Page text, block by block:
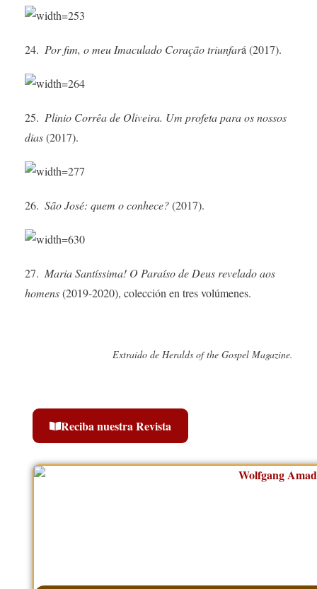
24. Por fim, o meu Imaculado ­Coração triunfará (2017).
25. Plinio Corrêa de Oliveira. Um profeta para os nossos
dias(2017).
26. São José: quem o conhece?(2017).
27. Maria Santíssima! O ­Paraíso de Deus revelado aos
homens(2019-2020), colección en tres volúmenes.
Extraído de Heralds of the Gospel Magazine.
Reciba nuestra Revista